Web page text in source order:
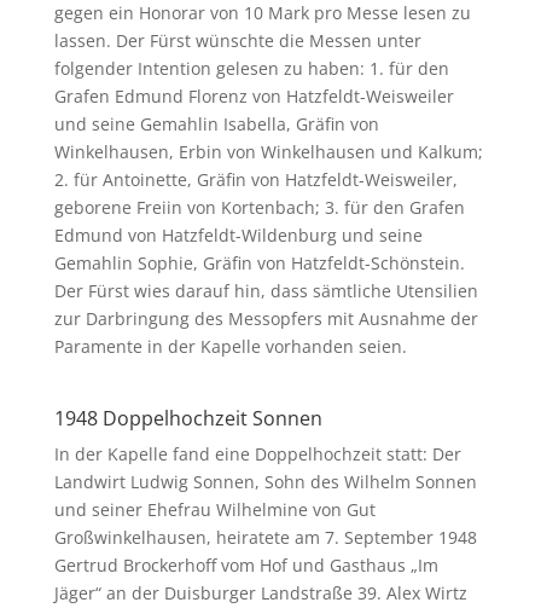
gegen ein Honorar von 10 Mark pro Messe lesen zu
lassen. Der Fürst wünschte die Messen unter
folgender Intention gelesen zu haben: 1. für den
Grafen Edmund Florenz von Hatzfeldt-Weisweiler
und seine Gemahlin Isabella, Gräfin von
Winkelhausen, Erbin von Winkelhausen und Kalkum;
2. für Antoinette, Gräfin von Hatzfeldt-Weisweiler,
geborene Freiin von Kortenbach; 3. für den Grafen
Edmund von Hatzfeldt-Wildenburg und seine
Gemahlin Sophie, Gräfin von Hatzfeldt-Schönstein.
Der Fürst wies darauf hin, dass sämtliche Utensilien
zur Darbringung des Messopfers mit Ausnahme der
Paramente in der Kapelle vorhanden seien.
1948 Doppelhochzeit Sonnen
In der Kapelle fand eine Doppelhochzeit statt: Der
Landwirt Ludwig Sonnen, Sohn des Wilhelm Sonnen
und seiner Ehefrau Wilhelmine von Gut
Großwinkelhausen, heiratete am 7. September 1948
Gertrud Brockerhoff vom Hof und Gasthaus „Im
Jäger“ an der Duisburger Landstraße 39. Alex Wirtz